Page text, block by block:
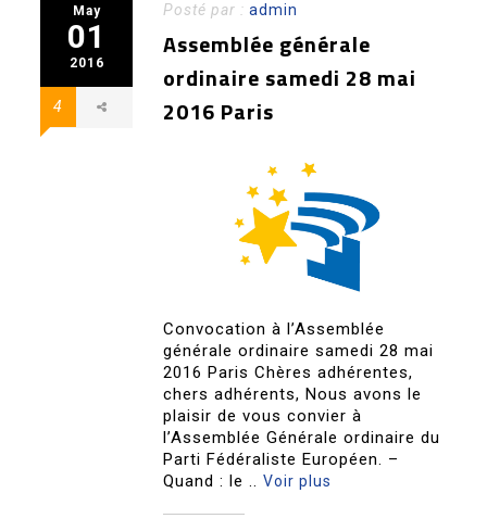
May
01
2016
4
Posté par :admin
Assemblée générale
ordinaire samedi 28 mai
2016 Paris
Convocation à l’Assemblée
générale ordinaire samedi 28 mai
2016 Paris Chères adhérentes,
chers adhérents, Nous avons le
plaisir de vous convier à
l’Assemblée Générale ordinaire du
Parti Fédéraliste Européen. –
Quand : le ..Voir plus